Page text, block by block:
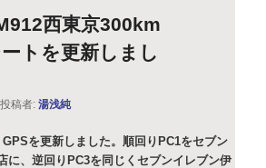
西東京300km
トを更新しまし
投稿者:湯浅純
を更新しました。順回りPC1をセブン
に、逆回りPC3を同じくセブンイレブン伊